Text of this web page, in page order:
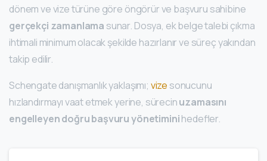
dönem ve vize türüne göre öngörür ve başvuru sahibine
gerçekçi zamanlama sunar. Dosya, ek belge talebi çıkma
ihtimali minimum olacak şekilde hazırlanır ve süreç yakından
takip edilir.
Schengate danışmanlık yaklaşımı; vize sonucunu
hızlandırmayı vaat etmek yerine, sürecinuzamasını
engelleyen doğru başvuru yönetiminihedefler.